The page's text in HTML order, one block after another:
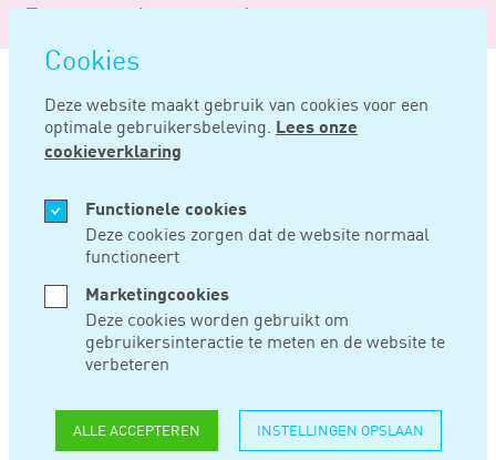
overslaan
Cookies
Deze website maakt gebruik van cookies voor een
optimale gebruikersbeleving. Lees onze
cookieverklaring
Functionele cookies
Deze cookies zorgen dat de website normaal
functioneert
Marketingcookies
Deze cookies worden gebruikt om
gebruikersinteractie te meten en de website te
verbeteren
ALLE ACCEPTEREN INSTELLINGEN OPSLAAN
Logo
Noord
Negentig
Home Nieuws Tofa met twee weken verlengd
JUL 14, 2020
TOFA MET TWEE
WEKEN VERLENGD
inkomstenverlies door corona krijgen twee weken langer
de tijd om bij UWV een aanvraag te doen voor financiële